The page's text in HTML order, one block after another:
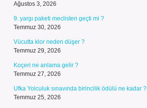
Ağustos 3, 2026
9. yargı paketi meclisten geçti mi ?
Temmuz 30, 2026
Vücutta klor neden düşer ?
Temmuz 29, 2026
Koçeri ne anlama gelir ?
Temmuz 27, 2026
Ufka Yolculuk sınavında birincilik ödülü ne kadar ?
Temmuz 25, 2026